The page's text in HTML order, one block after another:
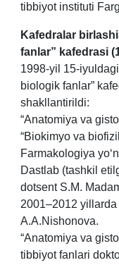
tibbiyot instituti
Kafedralar
fanlar” kafedrasi
1998-yil 15-
biologik fanlar”
shakllantirildi:
“Anatomiya va
“Biokimyo va
Farmakologiya
Dastlab (tashkil
dotsent S.M.
2001–2012
A.A.Nishonova.
“Anatomiya va
tibbiyot fanlari